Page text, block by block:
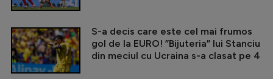
S-a decis care este cel mai frumos
gol de la EURO! ”Bijuteria” lui Stanciu
din meciul cu Ucraina s-a clasat pe 4